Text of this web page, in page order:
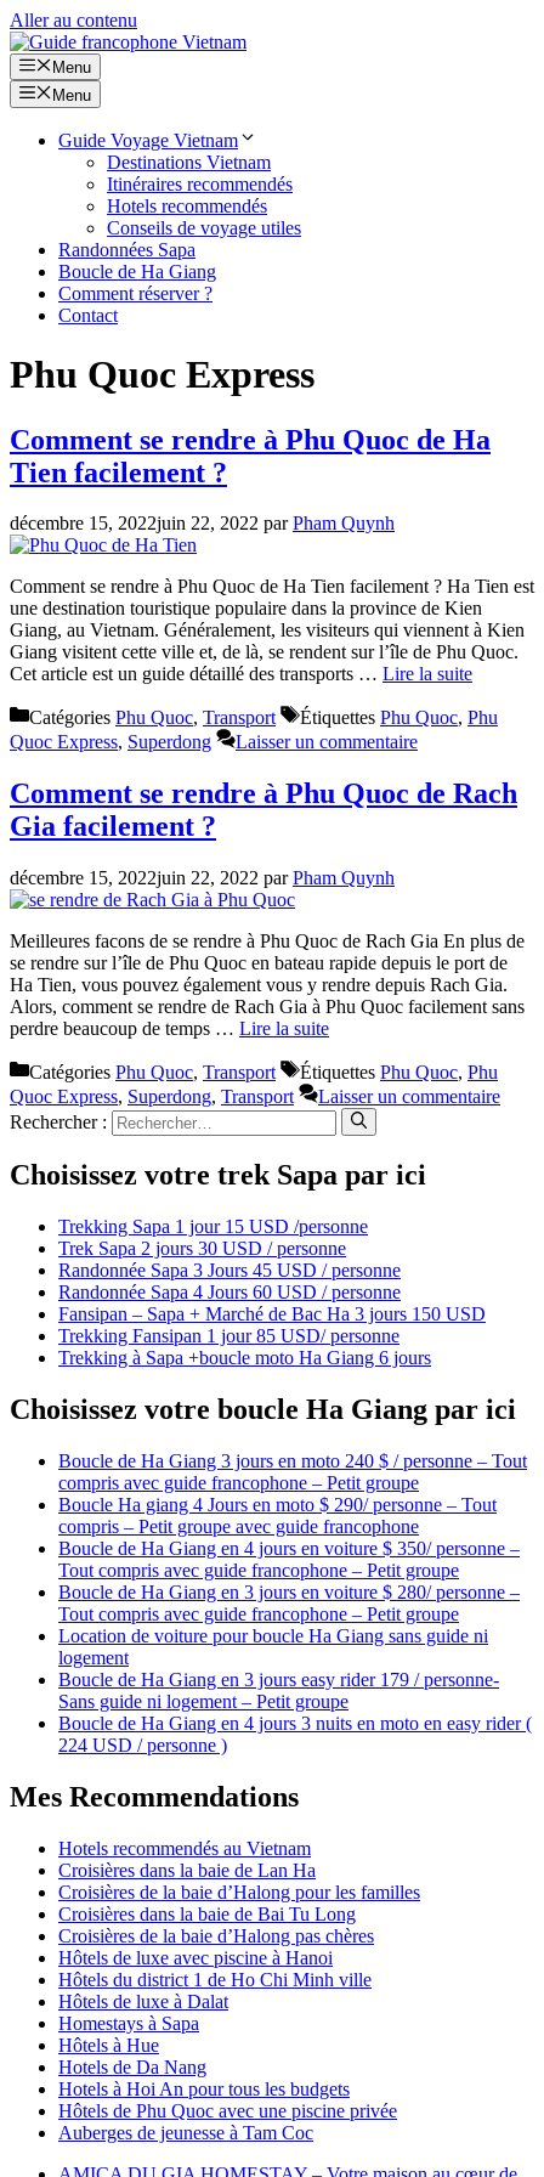
Aller au contenu
Menu
Menu
Guide Voyage Vietnam
Destinations Vietnam
Itinéraires recommendés
Hotels recommendés
Conseils de voyage utiles
Randonnées Sapa
Boucle de Ha Giang
Comment réserver ?
Contact
Phu Quoc Express
Comment se rendre à Phu Quoc de Ha
Tien facilement ?
décembre 15, 2022juin 22, 2022 parPham Quynh
Comment se rendre à Phu Quoc de Ha Tien facilement ? Ha Tien est
une destination touristique populaire dans la province de Kien
Giang, au Vietnam. Généralement, les visiteurs qui viennent à Kien
Giang visitent cette ville et, de là, se rendent sur l’île de Phu Quoc.
Cet article est un guide détaillé des transports … Lire la suite
Catégories Phu Quoc, Transport Étiquettes Phu Quoc, Phu
Quoc Express, Superdong Laisser un commentaire
Comment se rendre à Phu Quoc de Rach
Gia facilement ?
décembre 15, 2022juin 22, 2022 parPham Quynh
Meilleures facons de se rendre à Phu Quoc de Rach Gia En plus de
se rendre sur l’île de Phu Quoc en bateau rapide depuis le port de
Ha Tien, vous pouvez également vous y rendre depuis Rach Gia.
Alors, comment se rendre de Rach Gia à Phu Quoc facilement sans
perdre beaucoup de temps … Lire la suite
Catégories Phu Quoc, Transport Étiquettes Phu Quoc, Phu
Quoc Express, Superdong, Transport
Laisser un commentaire
Rechercher :
Choisissez votre trek Sapa par ici
Trekking Sapa 1 jour 15 USD /personne
Trek Sapa 2 jours 30 USD / personne
Randonnée Sapa 3 Jours 45 USD / personne
Randonnée Sapa 4 Jours 60 USD / personne
Fansipan – Sapa + Marché de Bac Ha 3 jours 150 USD
Trekking Fansipan 1 jour 85 USD/ personne
Trekking à Sapa +boucle moto Ha Giang 6 jours
Choisissez votre boucle Ha Giang par ici
Boucle de Ha Giang 3 jours en moto 240 $ / personne – Tout
compris avec guide francophone – Petit groupe
Boucle Ha giang 4 Jours en moto $ 290/ personne – Tout
compris – Petit groupe avec guide francophone
Boucle de Ha Giang en 4 jours en voiture $ 350/ personne –
Tout compris avec guide francophone – Petit groupe
Boucle de Ha Giang en 3 jours en voiture $ 280/ personne –
Tout compris avec guide francophone – Petit groupe
Location de voiture pour boucle Ha Giang sans guide ni
logement
Boucle de Ha Giang en 3 jours easy rider 179 / personne-
Sans guide ni logement – Petit groupe
Boucle de Ha Giang en 4 jours 3 nuits en moto en easy rider (
224 USD / personne )
Mes Recommendations
Hotels recommendés au Vietnam
Croisières dans la baie de Lan Ha
Croisières de la baie d’Halong pour les familles
Croisières dans la baie de Bai Tu Long
Croisières de la baie d’Halong pas chères
Hôtels de luxe avec piscine à Hanoi
Hôtels du district 1 de Ho Chi Minh ville
Hôtels de luxe à Dalat
Homestays à Sapa
Hôtels à Hue
Hotels de Da Nang
Hotels à Hoi An pour tous les budgets
Hôtels de Phu Quoc avec une piscine privée
Auberges de jeunesse à Tam Coc